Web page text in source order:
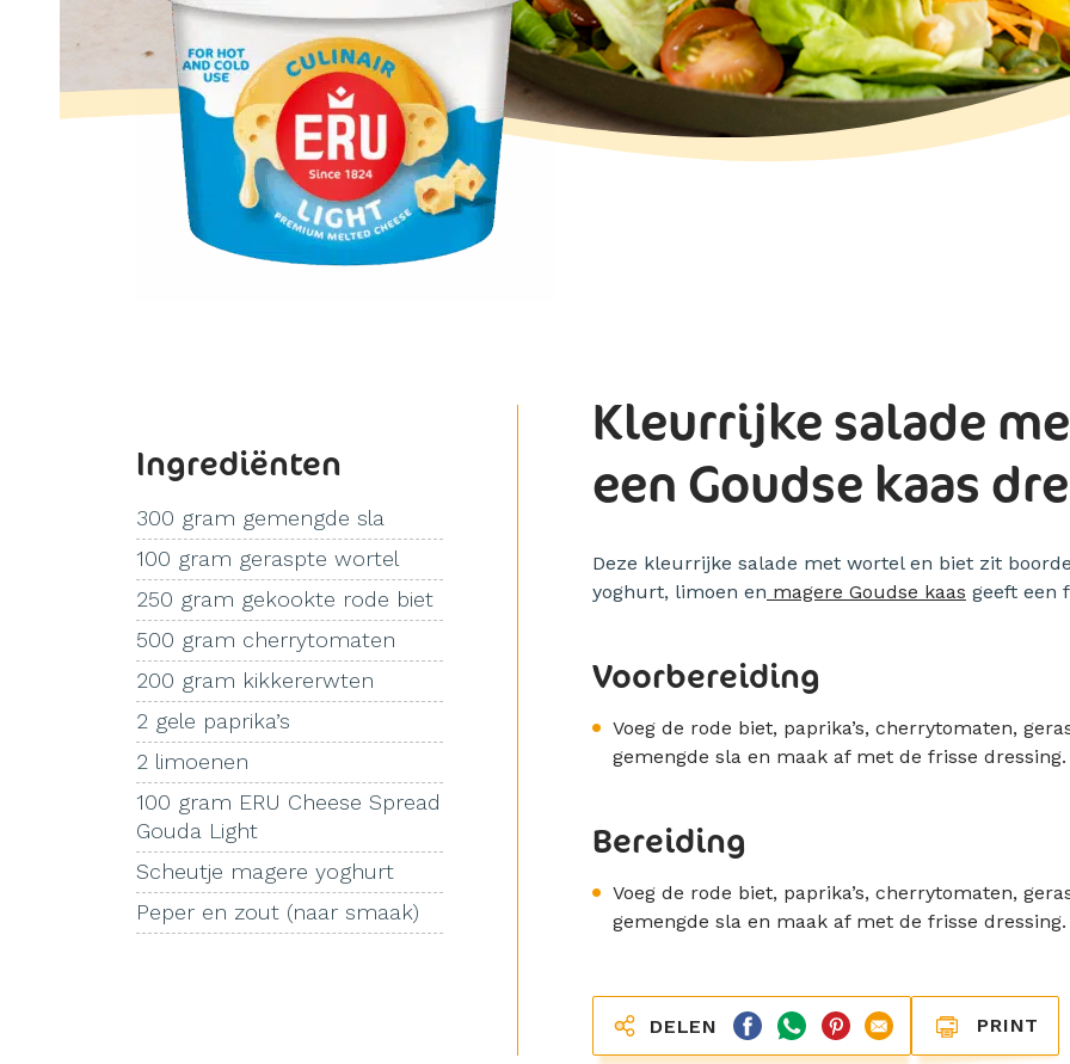
Kleurrijke salade
een Goudse kaas
Deze kleurrijke salade met wortel en biet zit
yoghurt, limoen en magere Goudse kaas geeft een
Voorbereiding
Voeg de rode biet, paprika’s, cherrytomaten,
gemengde sla en maak af met de frisse
Bereiding
Voeg de rode biet, paprika’s, cherrytomaten,
gemengde sla en maak af met de frisse
DELEN PRINT
Ingrediënten
300 gram gemengde sla
100 gram geraspte wortel
250 gram gekookte rode biet
500 gram cherrytomaten
200 gram kikkererwten
2 gele paprika’s
2 limoenen
100 gram ERU Cheese Spread
Gouda Light
Scheutje magere yoghurt
Peper en zout (naar smaak)